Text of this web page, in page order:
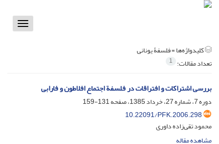
Toggle
کلیدواژه‌ها =فلسفۀ یونانی
تعداد مقالات: 1
بررسی اشتراکات و افتراقات در فلسفة‌ اجتماع افلاطون و فارابی
دوره 7، شماره 27، خرداد 1385، صفحه
131-159
10.22091/PFK.2006.298
محمود تقی‌زاده داوری
مشاهده مقاله